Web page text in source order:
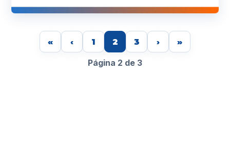
« ‹ 1 2 3 › »
Página 2 de 3